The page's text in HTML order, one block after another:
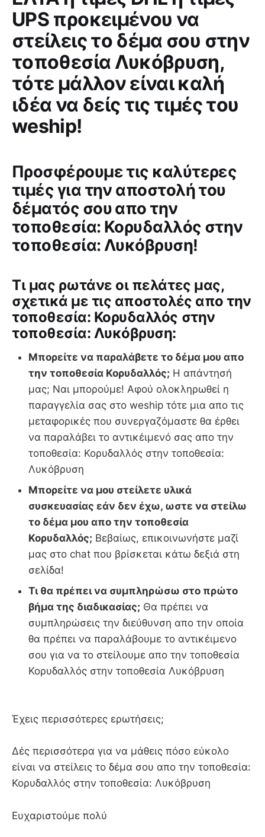
UPS προκειμένου να
στείλεις το δέμα σου στην
τοποθεσία Λυκόβρυση,
τότε μάλλον είναι καλή
ιδέα να δείς τις τιμές του
weship!
Προσφέρουμε τις καλύτερες
τιμές για την αποστολή του
δέματός σου απο την
τοποθεσία: Κορυδαλλός στην
τοποθεσία: Λυκόβρυση!
Tι μας ρωτάνε οι πελάτες μας,
σχετικά με τις αποστολές απο την
τοποθεσία: Κορυδαλλός στην
τοποθεσία: Λυκόβρυση:
Μπορείτε να παραλάβετε το δέμα μου απο
την τοποθεσία Κορυδαλλός; Η απάντησή
μας; Ναι μπορούμε! Αφού ολοκληρωθεί η
παραγγελία σας στο weship τότε μια απο τις
μεταφορικές που συνεργαζόμαστε θα έρθει
να παραλάβει το αντικέιμενό σας απο την
τοποθεσία: Κορυδαλλός στην τοποθεσία:
Λυκόβρυση
Μπορείτε να μου στείλετε υλικά
συσκευασίας εάν δεν έχω, ωστε να στείλω
το δέμα μου απο την τοποθεσία
Κορυδαλλός; Βεβαίως, επικοινωνήστε μαζί
μας στο chat που βρίσκεται κάτω δεξιά στη
σελίδα!
Τι θα πρέπει να συμπληρώσω στο πρώτο
βήμα της διαδικασίας; Θα πρέπει να
συμπληρώσεις την διεύθυνση απο την οποία
θα πρέπει να παραλάβουμε το αντικέιμενο
σου για να το στείλουμε απο την τοποθεσία
Κορυδαλλός στην τοποθεσία Λυκόβρυση
Έχεις περισσότερες ερωτήσεις;
Δές περισσότερα για να μάθεις πόσο εύκολο
είναι να στείλεις το δέμα σου απο την τοποθεσία:
Κορυδαλλός στην τοποθεσία: Λυκόβρυση
Ευχαριστούμε πολύ